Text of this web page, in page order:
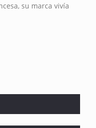
su marca vivía